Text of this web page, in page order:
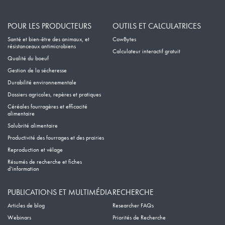
POUR LES PRODUCTEURS
Santé et bien-être des animaux, et
résistanceaux antimicrobiens
Qualité du boeuf
Gestion de la sécheresse
Durabilité environnementale
Dossiers agricoles, repères et pratiques
Céréales fourragères et efficacité
alimentaire
Salubrité alimentaire
Productivité des fourrages et des prairies
Reproduction et vêlage
Résumés de recherche et fiches
d’information
OUTILS ET CALCULATRICES
CowBytes
Calculateur interactif gratuit
PUBLICATIONS ET MULTIMÉDIA
Articles de blog
Webinars
RECHERCHE
Researcher FAQs
Priorités de Recherche